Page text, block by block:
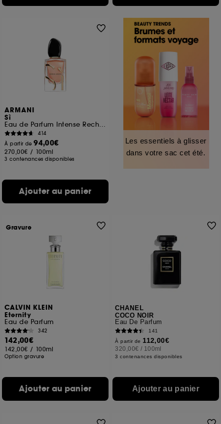
ARMANI
Sì
Eau de Parfum Intense Rechargeable
414
À partir de94,00€
270,00€ / 100ml
3 contenances disponibles
Ajouter au panier
Les essentiels à glisser
dans votre sac cet été.
CALVIN KLEIN
Eternity
Eau de Parfum
342
142,00€
142,00€ / 100ml
Option gravure
Ajouter au panier
Gravure
CHANEL
COCO NOIR
Eau De Parfum
141
À partir de 112,00€
320,00€ / 100ml
3 contenances disponibles
Ajouter au panier